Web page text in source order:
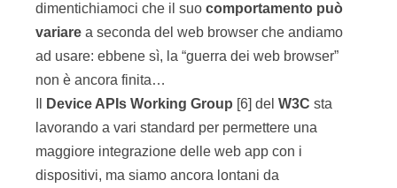
dimentichiamoci che il suo comportamento può
variare a seconda del web browser che andiamo
ad usare: ebbene sì, la “guerra dei web browser”
non è ancora finita…
Device APIs Working Group [6] del W3C sta
lavorando a vari standard per permettere una
maggiore integrazione delle web app con i
dispositivi, ma siamo ancora lontani da